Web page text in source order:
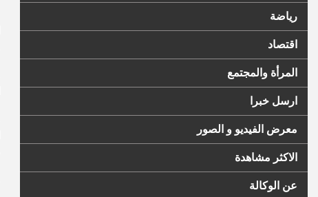
رياضة
اقتصاد
المرأة والمجتمع
ارسل خبرا
معرض الفيديو و الصور
الاكثر مشاهدة
عن الوكالة